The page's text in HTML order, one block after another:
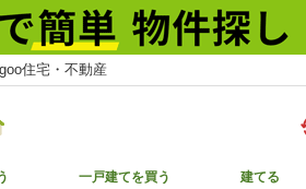
住宅・不動産
一戸建てを買う 建てる